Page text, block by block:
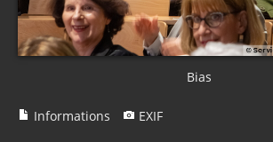
Bias
Informations EXIF